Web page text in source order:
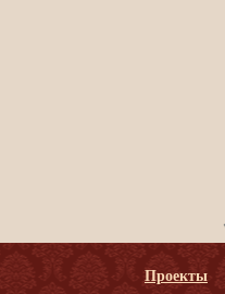
Проекты